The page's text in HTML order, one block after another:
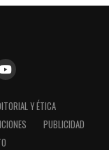
Y ÉTICA
PUBLICIDAD